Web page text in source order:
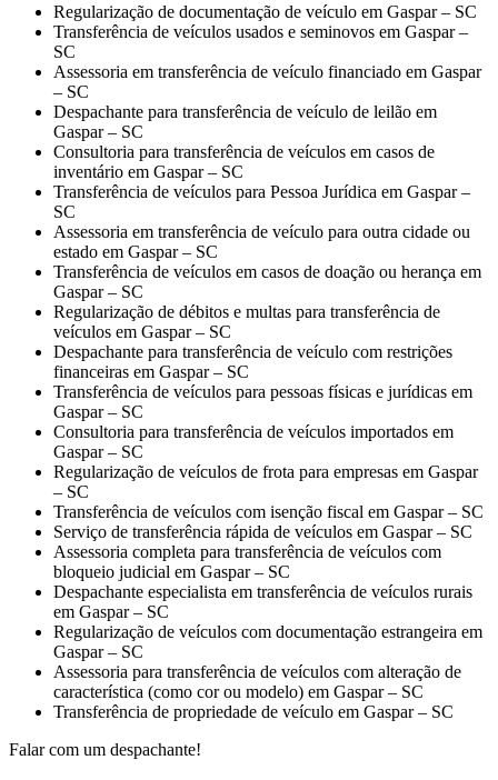
Regularização de documentação de veículo em Gaspar – SC
Transferência de veículos usados e seminovos em Gaspar –
SC
Assessoria em transferência de veículo financiado em Gaspar
– SC
Despachante para transferência de veículo de leilão em
Gaspar – SC
Consultoria para transferência de veículos em casos de
inventário em Gaspar – SC
Transferência de veículos para Pessoa Jurídica em Gaspar –
SC
Assessoria em transferência de veículo para outra cidade ou
estado em Gaspar – SC
Transferência de veículos em casos de doação ou herança em
Gaspar – SC
Regularização de débitos e multas para transferência de
veículos em Gaspar – SC
Despachante para transferência de veículo com restrições
financeiras em Gaspar – SC
Transferência de veículos para pessoas físicas e jurídicas em
Gaspar – SC
Consultoria para transferência de veículos importados em
Gaspar – SC
Regularização de veículos de frota para empresas em Gaspar
– SC
Transferência de veículos com isenção fiscal em Gaspar – SC
Serviço de transferência rápida de veículos em Gaspar – SC
Assessoria completa para transferência de veículos com
bloqueio judicial em Gaspar – SC
Despachante especialista em transferência de veículos rurais
em Gaspar – SC
Regularização de veículos com documentação estrangeira em
Gaspar – SC
Assessoria para transferência de veículos com alteração de
característica (como cor ou modelo) em Gaspar – SC
Transferência de propriedade de veículo em Gaspar – SC
Falar com um despachante!